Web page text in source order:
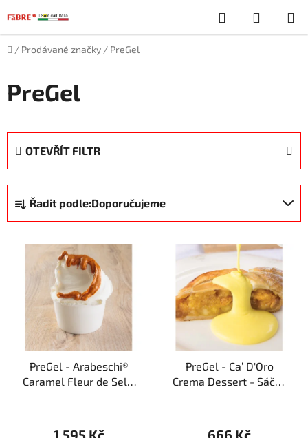
na
obsah
Hledat
KOŠÍK
Domů
/ Prodávané značky / PreGel
PreGel
OTEVŘÍT FILTR
a
z
Řadit podle:Doporučujeme
PreGel - Arabeschi®
Caramel Fleur de Sel -
PreGel - Ca’ D'Oro
Crema Dessert - Sáček